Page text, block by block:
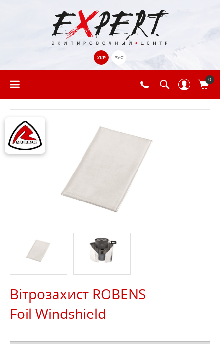
УКР РУС
0
Вітрозахист ROBENS
Foil Windshield